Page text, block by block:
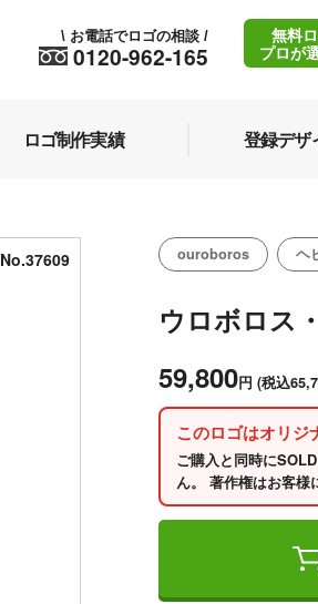
0120-962-165
\ お電話でロゴの相談 /
無料
プロが
ロゴ制作実績 登録デザ
No.37609 ouroboros ヘ
ウロボロス
59,800円 (税込
このロゴはオリジ
ご購入と同時に
ん。 著作権はお客様